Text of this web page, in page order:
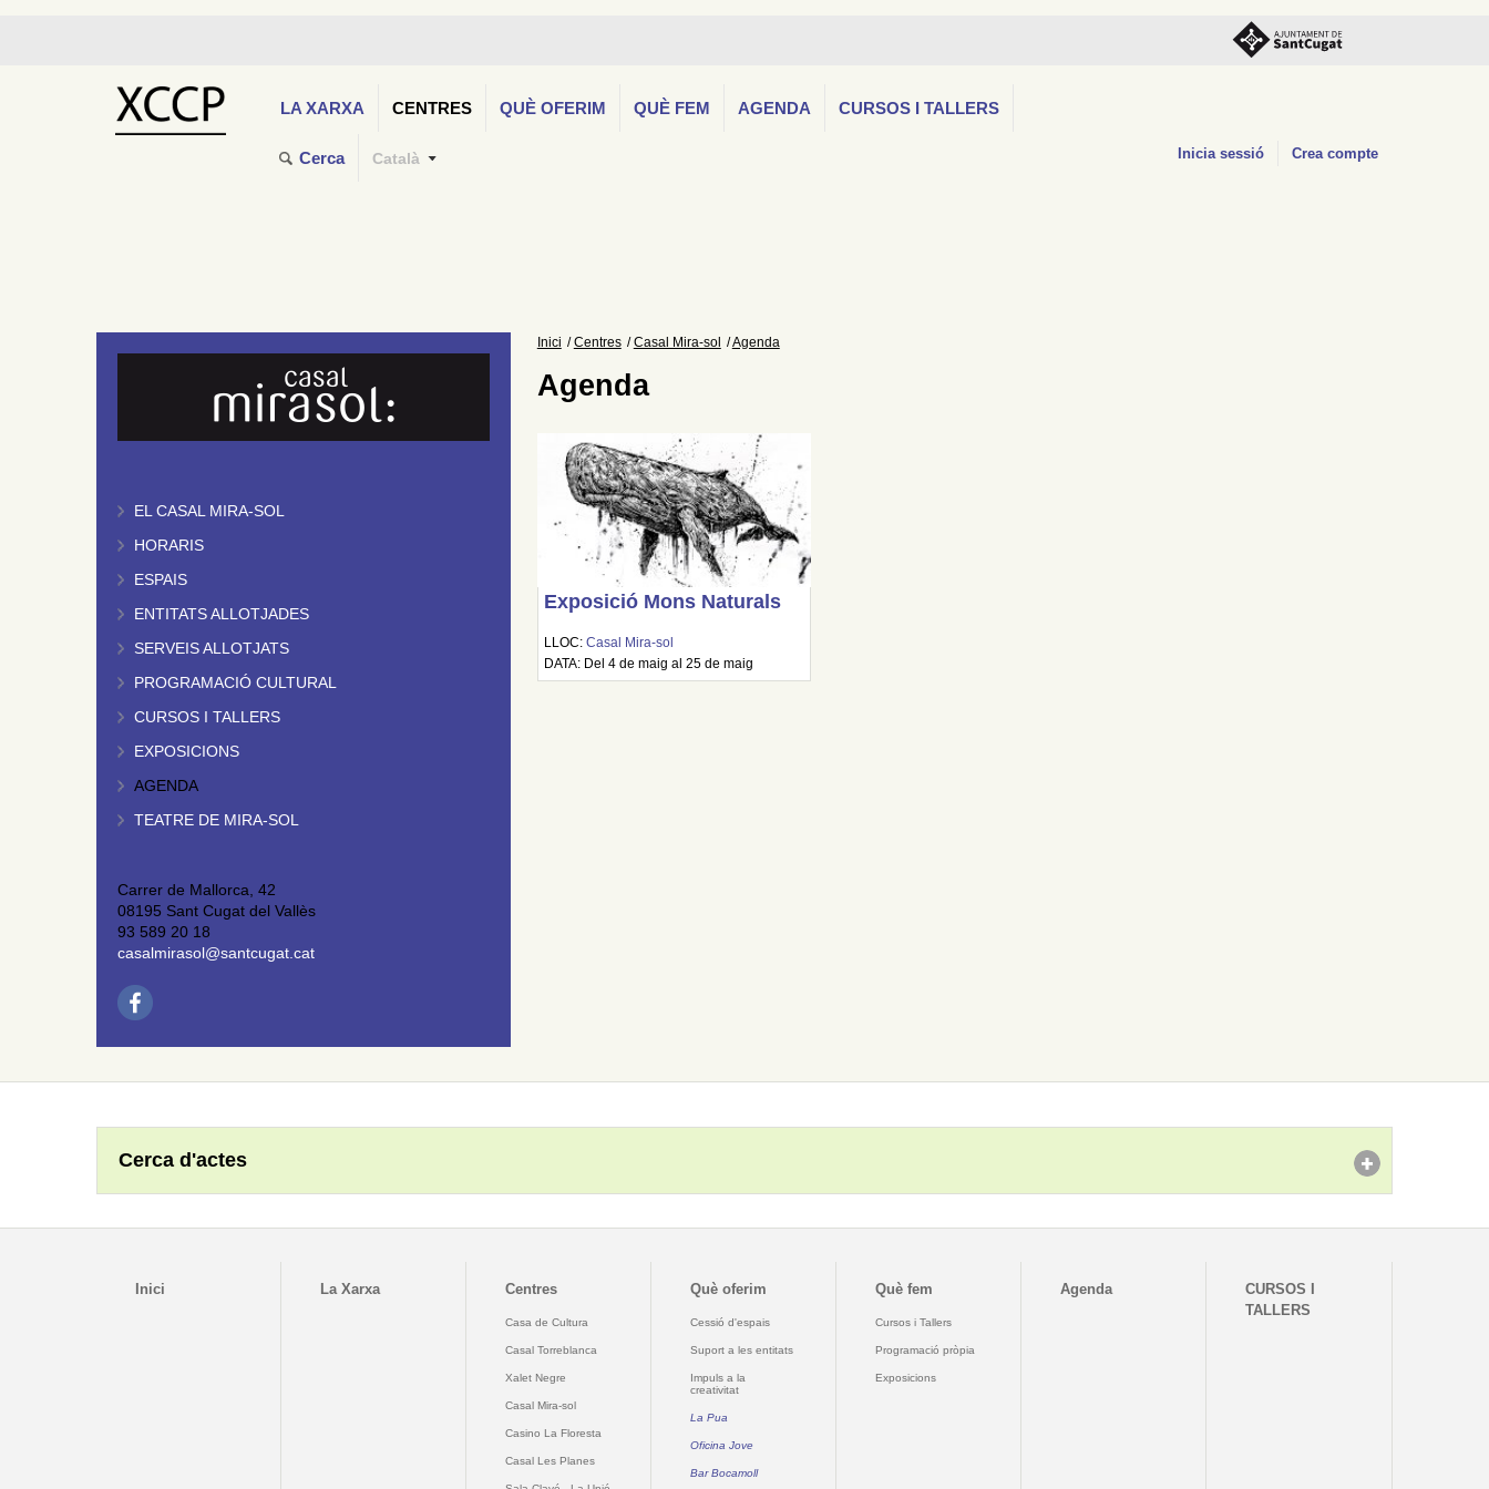
LA XARXA CENTRES QUÈ OFERIM QUÈ FEM AGENDA CURSOS I TALLERS
Cerca Català Inicia sessió Crea compte
EL CASAL MIRA-SOL
HORARIS
ESPAIS
ENTITATS ALLOTJADES
SERVEIS ALLOTJATS
PROGRAMACIÓ CULTURAL
CURSOS I TALLERS
EXPOSICIONS
AGENDA
TEATRE DE MIRA-SOL
Carrer de Mallorca, 42
08195 Sant Cugat del Vallès
93 589 20 18
casalmirasol@santcugat.cat
Inici Centres Casal Mira-sol Agenda
Agenda
Exposició Mons Naturals
LLOC: Casal Mira-sol
DATA: Del 4 de maig al 25 de maig
Cerca d'actes
Inici La Xarxa Centres
Casa de Cultura
Casal Torreblanca
Xalet Negre
Casal Mira-sol
Casino La Floresta
Casal Les Planes
Què oferim
Cessió d'espais
Suport a les entitats
Impuls a la
creativitat
La Pua
Oficina Jove
Bar Bocamoll
Què fem
Cursos i Tallers
Programació pròpia
Exposicions
Agenda
CURSOS I
TALLERS